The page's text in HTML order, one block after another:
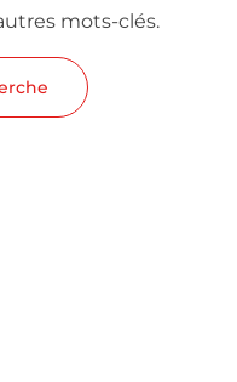
mots-clés.